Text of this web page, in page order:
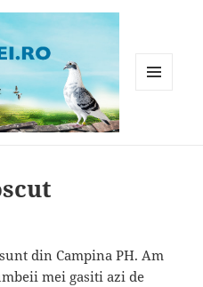
din Campina PH. Am
mei gasiti azi de